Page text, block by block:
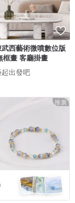
西藝術微噴數位版
框畫 客廳掛畫
出發吧
推廣